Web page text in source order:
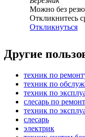
Можно без
Откликнитесь
Откликнуться
Другие
техник по
техник по
техник по
слесарь по
техник по
слесарь
электрик